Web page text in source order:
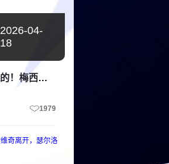
2026-04-
18
[视频/集锦]真不是闹着玩的！梅西保镖的身体素质！
1979